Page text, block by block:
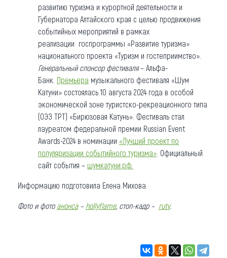
развитию туризма и курортной деятельности и
Губернатора Алтайского края с целью продвижения
событийных мероприятий в рамках
реализации госпрограммы «Развитие туризма»
национального проекта «Туризм и гостеприимство».
Генеральный спонсор фестиваля– Альфа-
Банк. Премьера музыкального фестиваля «Шум
Катуни» состоялась 10 августа 2024 года в особой
экономической зоне туристско-рекреационного типа
(ОЭЗ ТРТ) «Бирюзовая Катунь». Фестиваль стал
лауреатом федеральной премии Russian Event
Awards-2024 в номинации «Лучший проект по
популяризации событийного туризма» . Официальный
сайт события – шумкатуни.рф.
Информацию подготовила Елена Михова.
Фото и фото анонса– hollyflame, стоп-кадр – rutv.